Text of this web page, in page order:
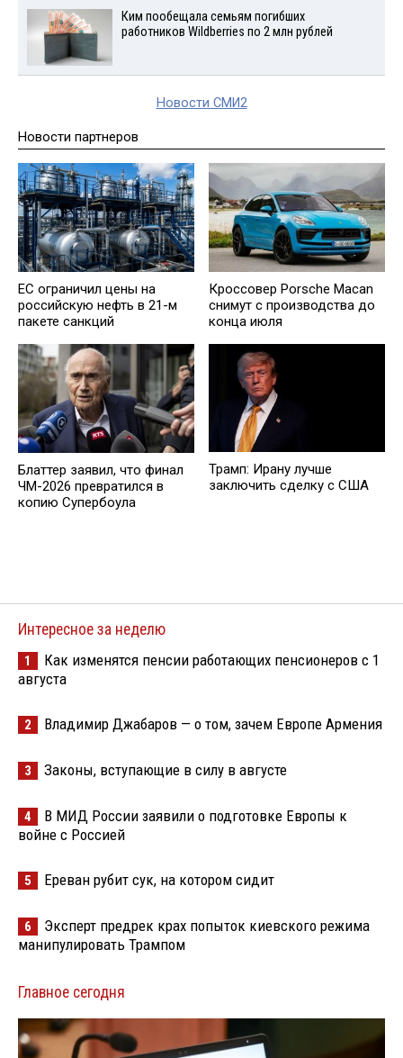
Ким пообещала семьям погибших
работников Wildberries по 2 млн рублей
Новости СМИ2
Новости партнеров
ЕС ограничил цены на
российскую нефть в 21-м
пакете санкций
Кроссовер Porsche Macan
снимут с производства до
конца июля
Блаттер заявил, что финал
ЧМ-2026 превратился в
копию Супербоула
Трамп: Ирану лучше
заключить сделку с США
Интересное за неделю
1
Как изменятся пенсии работающих пенсионеров с 1
августа
2 Владимир Джабаров — о том, зачем Европе Армения
3 Законы, вступающие в силу в августе
4
В МИД России заявили о подготовке Европы к
войне с Россией
5 Ереван рубит сук, на котором сидит
6
Эксперт предрек крах попыток киевского режима
манипулировать Трампом
Главное сегодня